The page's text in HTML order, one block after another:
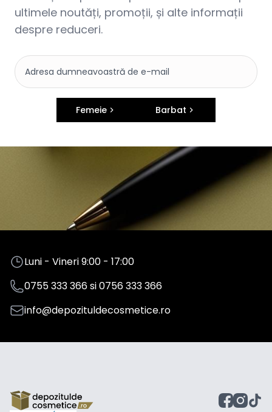
ultimele noutăți, promoții, și alte informații
despre reduceri.
Femeie Barbat
Luni - Vineri 9:00 - 17:00
0755 333 366si0756 333 366
info@depozituldecosmetice.ro